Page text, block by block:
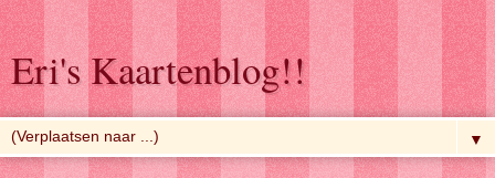
Eri's Kaartenblog!!
▼